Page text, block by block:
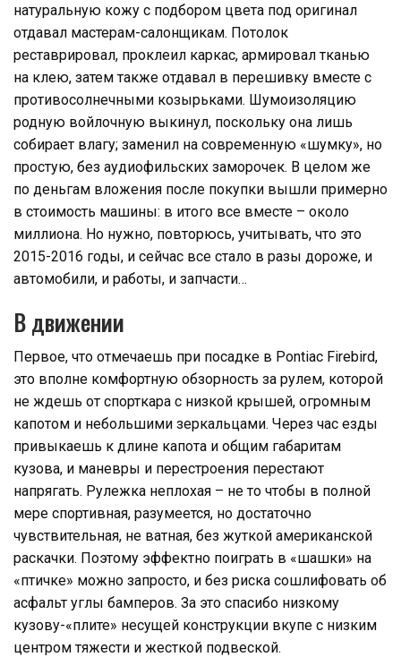
натуральную кожу с подбором цвета под оригинал
отдавал мастерам-салонщикам. Потолок
реставрировал, проклеил каркас, армировал тканью
на клею, затем также отдавал в перешивку вместе с
противосолнечными козырьками. Шумоизоляцию
родную войлочную выкинул, поскольку она лишь
собирает влагу; заменил на современную «шумку», но
простую, без аудиофильских заморочек. В целом же
по деньгам вложения после покупки вышли примерно
в стоимость машины: в итого все вместе – около
миллиона. Но нужно, повторюсь, учитывать, что это
2015-2016 годы, и сейчас все стало в разы дороже, и
автомобили, и работы, и запчасти…
В движении
Первое, что отмечаешь при посадке в Pontiac Firebird,
это вполне комфортную обзорность за рулем, которой
не ждешь от спорткара с низкой крышей, огромным
капотом и небольшими зеркальцами. Через час езды
привыкаешь к длине капота и общим габаритам
кузова, и маневры и перестроения перестают
напрягать. Рулежка неплохая – не то чтобы в полной
мере спортивная, разумеется, но достаточно
чувствительная, не ватная, без жуткой американской
раскачки. Поэтому эффектно поиграть в «шашки» на
«птичке» можно запросто, и без риска сошлифовать об
асфальт углы бамперов. За это спасибо низкому
кузову-«плите» несущей конструкции вкупе с низким
центром тяжести и жесткой подвеской.